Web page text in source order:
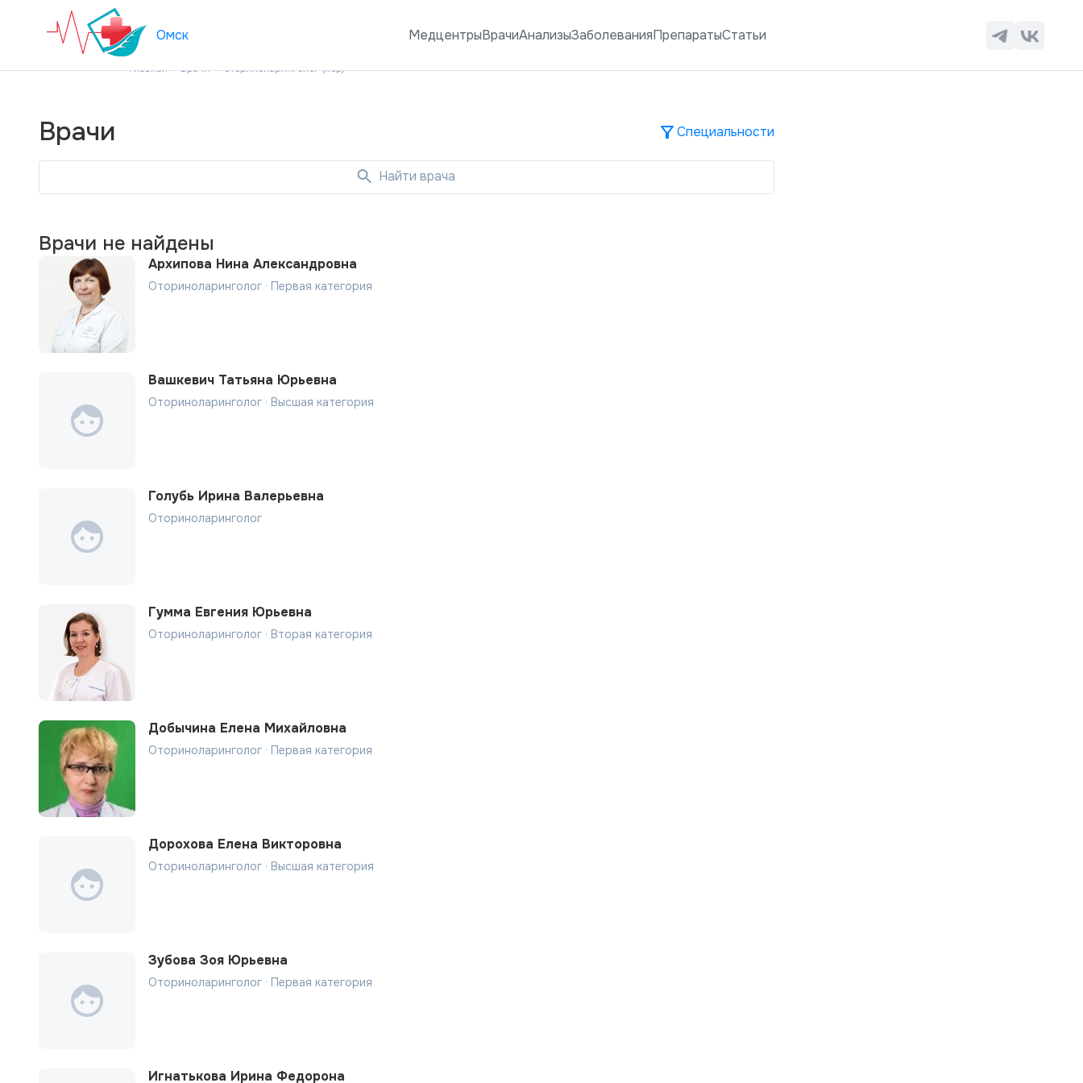
Омск МедцентрыВрачиАнализыЗаболеванияПрепаратыСтатьи
Главная Врачи Оториноларинголог (лор)
Врачи Специальности
Найти врача
Врачи не найдены
Архипова Нина Александровна
Оториноларинголог · Первая категория
Вашкевич Татьяна Юрьевна
Оториноларинголог · Высшая категория
Голубь Ирина Валерьевна
Оториноларинголог
Гумма Евгения Юрьевна
Оториноларинголог · Вторая категория
Добычина Елена Михайловна
Оториноларинголог · Первая категория
Дорохова Елена Викторовна
Оториноларинголог · Высшая категория
Зубова Зоя Юрьевна
Оториноларинголог · Первая категория
Игнатькова Ирина Федорона